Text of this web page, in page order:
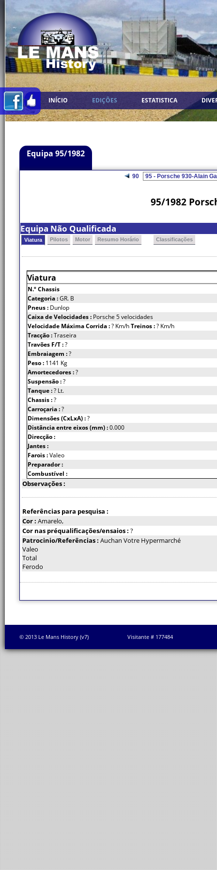
INÍCIO EDIÇÕES ESTATISTICA
Equipa 95/1982
90
95/1982
Equipa Não Qualificada
Viatura Pilotos Motor Resumo Horário Classificações
Viatura
N.º Chassis
Categoria :GR. B
Pneus : Dunlop
Caixa de Velocidades : Porsche 5 velocidades
Velocidade Máxima Corrida :? Km/hTreinos :? Km/h
Tracção :Traseira
Travões F/T :?
Embraiagem :?
Peso : 1141 Kg
Amortecedores :?
Suspensão :?
Tanque :? Lt.
Chassis :?
Carroçaria :?
Dimensões (CxLxA) :?
Distância entre eixos (mm) :0.000
Direcção :
Jantes :
Farois :Valeo
Preparador :
Combustível :
Observações :
Referências para pesquisa :
Cor : Amarelo,
Cor nas préqualificações/ensaios : ?
Patrocinio/Referências : Auchan Votre Hypermarché
Valeo
Total
Ferodo
© 2013 Le Mans History (v7) Visitante # 177484